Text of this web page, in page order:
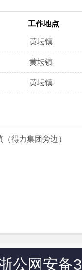
工作地点
黄坛镇
黄坛镇
黄坛镇
得力集团旁边）
公网安备